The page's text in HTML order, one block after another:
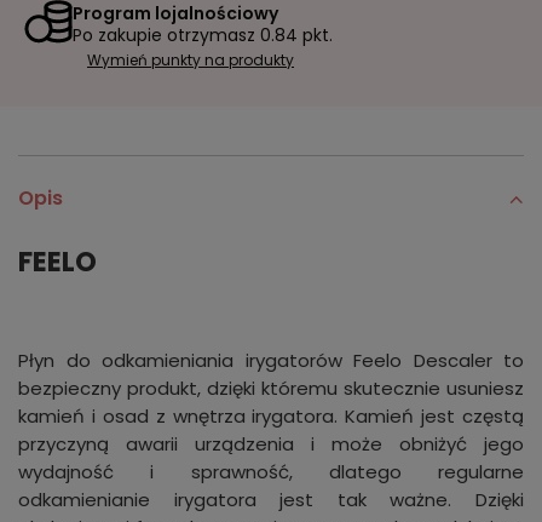
Program lojalnościowy
Po zakupie otrzymasz 0.84 pkt.
Wymień punkty na produkty
Opis
FEELO
Płyn do odkamieniania irygatorów Feelo Descaler to
bezpieczny produkt, dzięki któremu skutecznie usuniesz
kamień i osad z wnętrza irygatora. Kamień jest częstą
przyczyną awarii urządzenia i może obniżyć jego
wydajność i sprawność, dlatego regularne
odkamienianie irygatora jest tak ważne. Dzięki